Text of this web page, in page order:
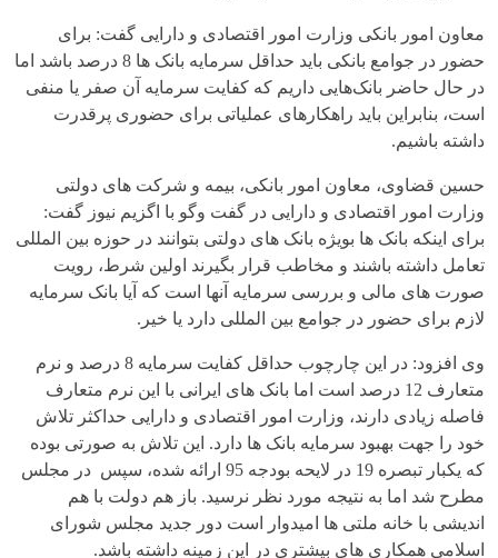
معاون امور بانکی وزارت امور اقتصادی و دارایی گفت: برای
حضور در جوامع بانکی باید حداقل سرمایه بانک ها 8 درصد باشد اما
در حال حاضر بانک‌هایی داریم که کفایت سرمایه آن صفر یا منفی
است، بنابراین باید راهکارهای عملیاتی برای حضوری پرقدرت
داشته باشیم.
حسین قضاوی، معاون امور بانکی، بیمه و شرکت های دولتی
وزارت امور اقتصادی و دارایی در گفت وگو با اگزیم نیوز گفت:
برای اینکه بانک ها بویژه بانک های دولتی بتوانند در حوزه بین المللی
تعامل داشته باشند و مخاطب قرار بگیرند اولین شرط، رویت
صورت های مالی و بررسی سرمایه آنها است که آیا بانک سرمایه
لازم برای حضور در جوامع بین المللی دارد یا خیر.
وی افزود: در این چارچوب حداقل کفایت سرمایه 8 درصد و نرم
متعارف 12 درصد است اما بانک های ایرانی با این نرم متعارف
فاصله زیادی دارند، وزارت امور اقتصادی و دارایی حداکثر تلاش
خود را جهت بهبود سرمایه بانک ها دارد. این تلاش به صورتی بوده
که یکبار تبصره 19 در لایحه بودجه 95 ارائه شده، سپس در مجلس
مطرح شد اما به نتیجه مورد نظر نرسید. باز هم دولت با هم
اندیشی با خانه ملتی ها امیدوار است دور جدید مجلس شورای
اسلامی همکاری های بیشتری در این زمینه داشته باشد.